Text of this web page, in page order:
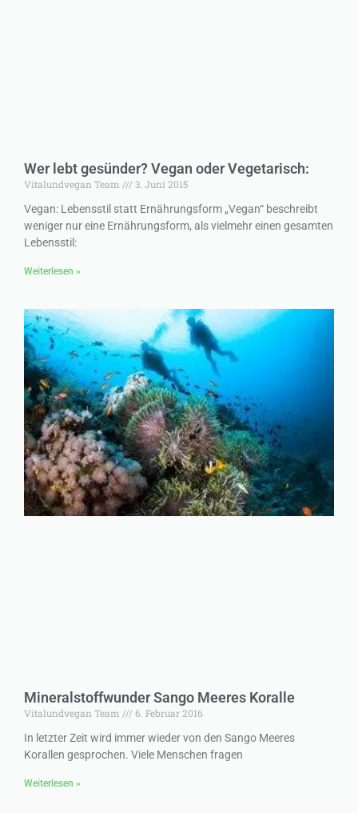
Wer lebt gesünder? Vegan oder Vegetarisch:
Vitalundvegan Team
3. Juni 2015
Vegan: Lebensstil statt Ernährungsform „Vegan“ beschreibt
weniger nur eine Ernährungsform, als vielmehr einen gesamten
Lebensstil:
Weiterlesen »
Mineralstoffwunder Sango Meeres Koralle
Vitalundvegan Team
6. Februar 2016
In letzter Zeit wird immer wieder von den Sango Meeres
Korallen gesprochen. Viele Menschen fragen
Weiterlesen »